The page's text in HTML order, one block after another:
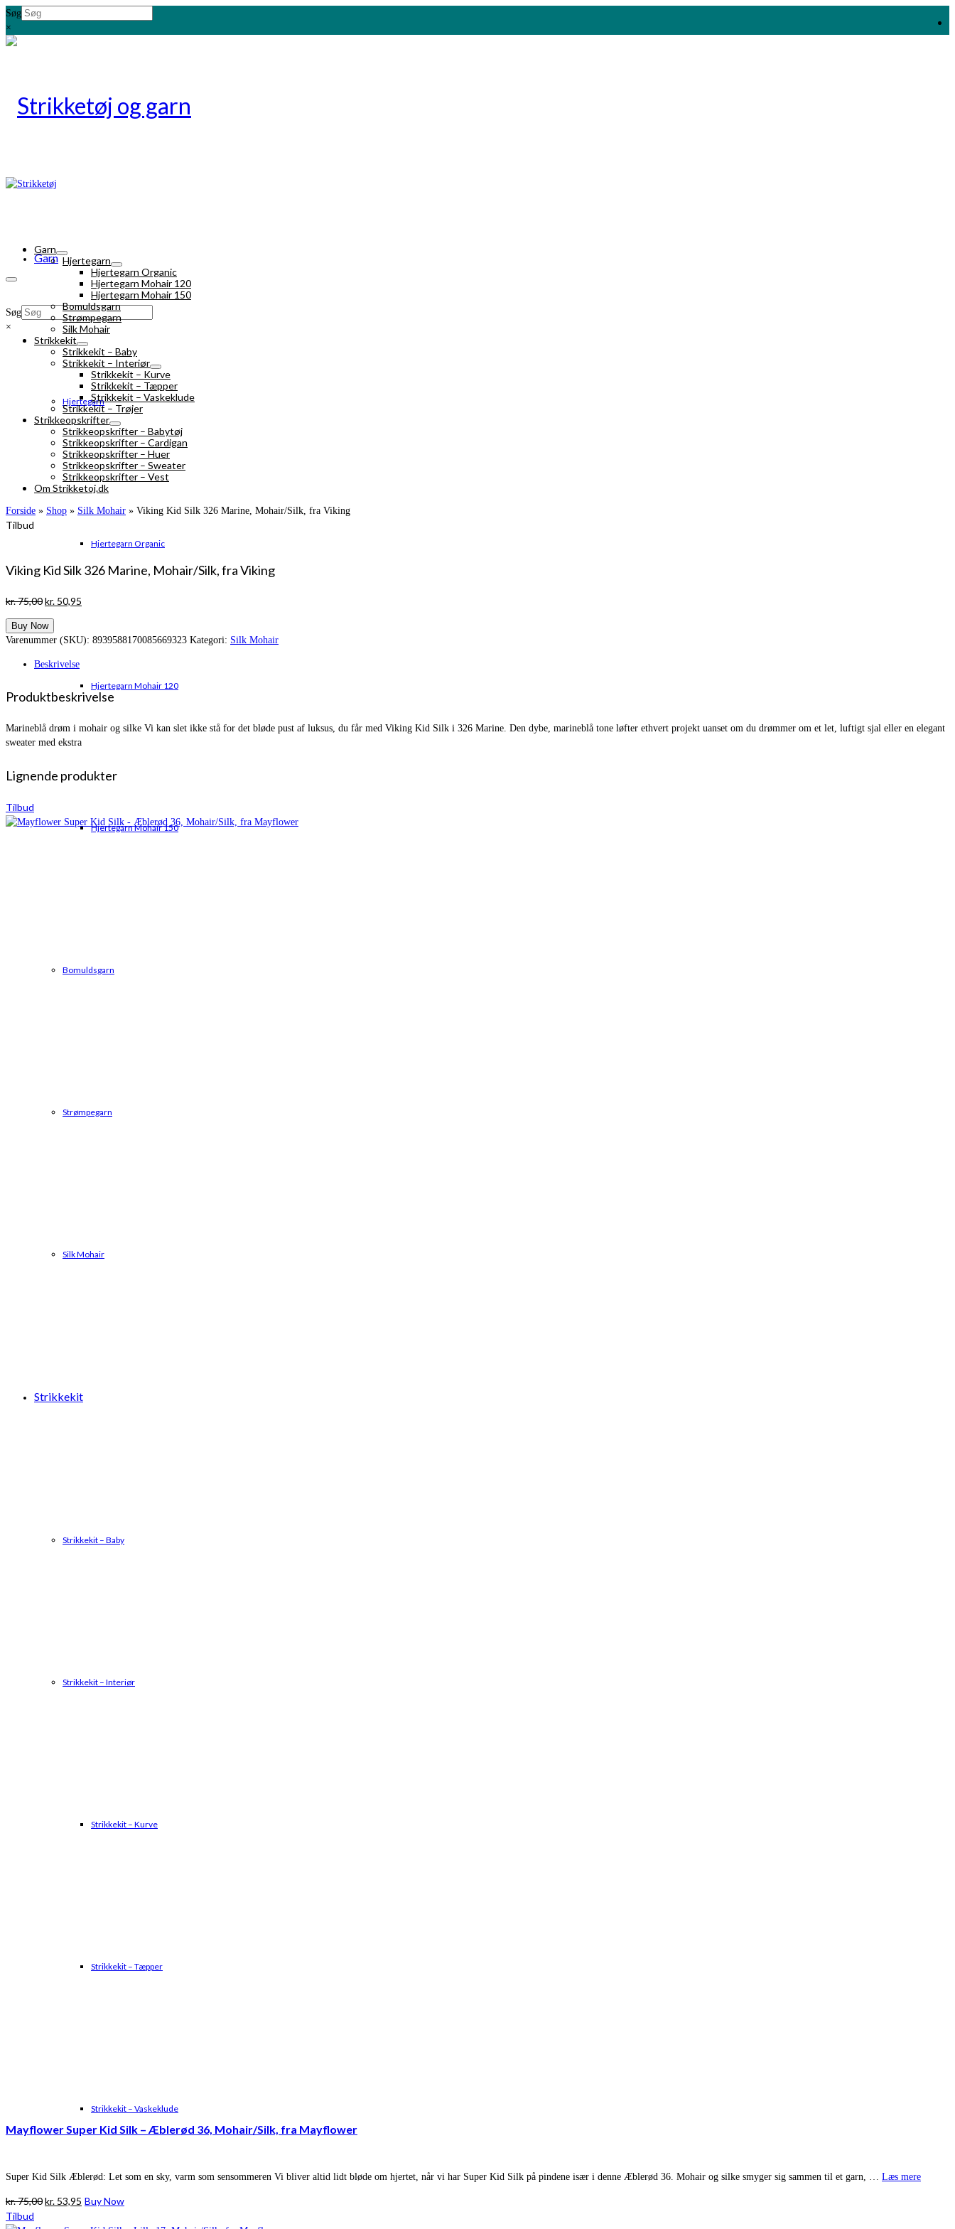
Søg
×
Garn
Hjertegarn
Hjertegarn Organic
Hjertegarn Mohair 120
Hjertegarn Mohair 150
Bomuldsgarn
Strømpegarn
Silk Mohair
Strikkekit
Strikkekit – Baby
Strikkekit – Interiør
Strikkekit – Kurve
Strikkekit – Tæpper
Strikkekit – Vaskeklude
Søg
×
Garn
Hjertegarn
Hjertegarn Organic
Hjertegarn Mohair 120
Hjertegarn Mohair 150
Bomuldsgarn
Strømpegarn
Silk Mohair
Strikkekit
Strikkekit – Baby
Strikkekit – Interiør
Strikkekit – Kurve
Strikkekit – Tæpper
Strikkekit – Vaskeklude
Strikkekit – Trøjer
Strikkeopskrifter
Strikkeopskrifter – Babytøj
Strikkeopskrifter – Cardigan
Strikkeopskrifter – Huer
Strikkeopskrifter – Sweater
Strikkeopskrifter – Vest
Om Strikketoj.dk
Forside » Shop » Silk Mohair » Viking Kid Silk 326 Marine, Mohair/Silk, fra Viking
Tilbud
Viking Kid Silk 326 Marine, Mohair/Silk, fra Viking
kr.75,00Den
pris
var:
kr. 50,95
er:
Buy Now
Varenummer (SKU): 8939588170085669323 Kategori: Silk Mohair
Beskrivelse
Produktbeskrivelse
Marineblå drøm i mohair og silke Vi kan slet ikke stå for det bløde pust af luksus, du får med Viking Kid Silk i 326 Marine. Den dybe, marineblå tone løfter ethvert projekt uanset om du drømmer om et let, luftigt sjal eller en elegant
sweater med ekstra
Lignende produkter
Tilbud
Mayflower Super Kid Silk – Æblerød 36, Mohair/Silk, fra Mayflower
Super Kid Silk Æblerød: Let som en sky, varm som sensommeren Vi bliver altid lidt bløde om hjertet, når vi har Super Kid Silk på pindene især i denne Æblerød 36. Mohair og silke smyger sig sammen til et garn, … Læs mere
kr.75,00Den
kr. 53,95 Den
Buy Now
Tilbud